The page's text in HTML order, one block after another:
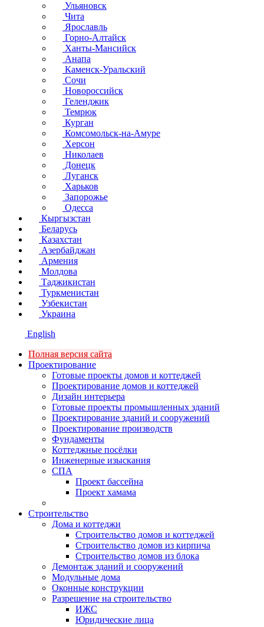
Ульяновск
Чита
Ярославль
Горно-Алтайск
Ханты-Мансийск
Анапа
Каменск-Уральский
Сочи
Новороссийск
Геленджик
Темрюк
Курган
Комсомольск-на-Амуре
Херсон
Николаев
Донецк
Луганск
Харьков
Запорожье
Одесса
Кыргызстан
Беларусь
Казахстан
Азербайджан
Армения
Молдова
Таджикистан
Туркменистан
Узбекистан
Украина
English
Полная версия сайта
Проектирование
Готовые проекты домов и коттеджей
Проектирование домов и коттеджей
Дизайн интерьера
Готовые проекты промышленных зданий
Проектирование зданий и сооружений
Проектирование производств
Фундаменты
Коттеджные посёлки
Инженерные изыскания
СПА
Проект бассейна
Проект хамама
Строительство
Дома и коттеджи
Строительство домов и коттеджей
Строительство домов из кирпича
Строительство домов из блока
Демонтаж зданий и сооружений
Модульные дома
Оконные конструкции
Разрешение на строительство
ИЖС
Юридические лица